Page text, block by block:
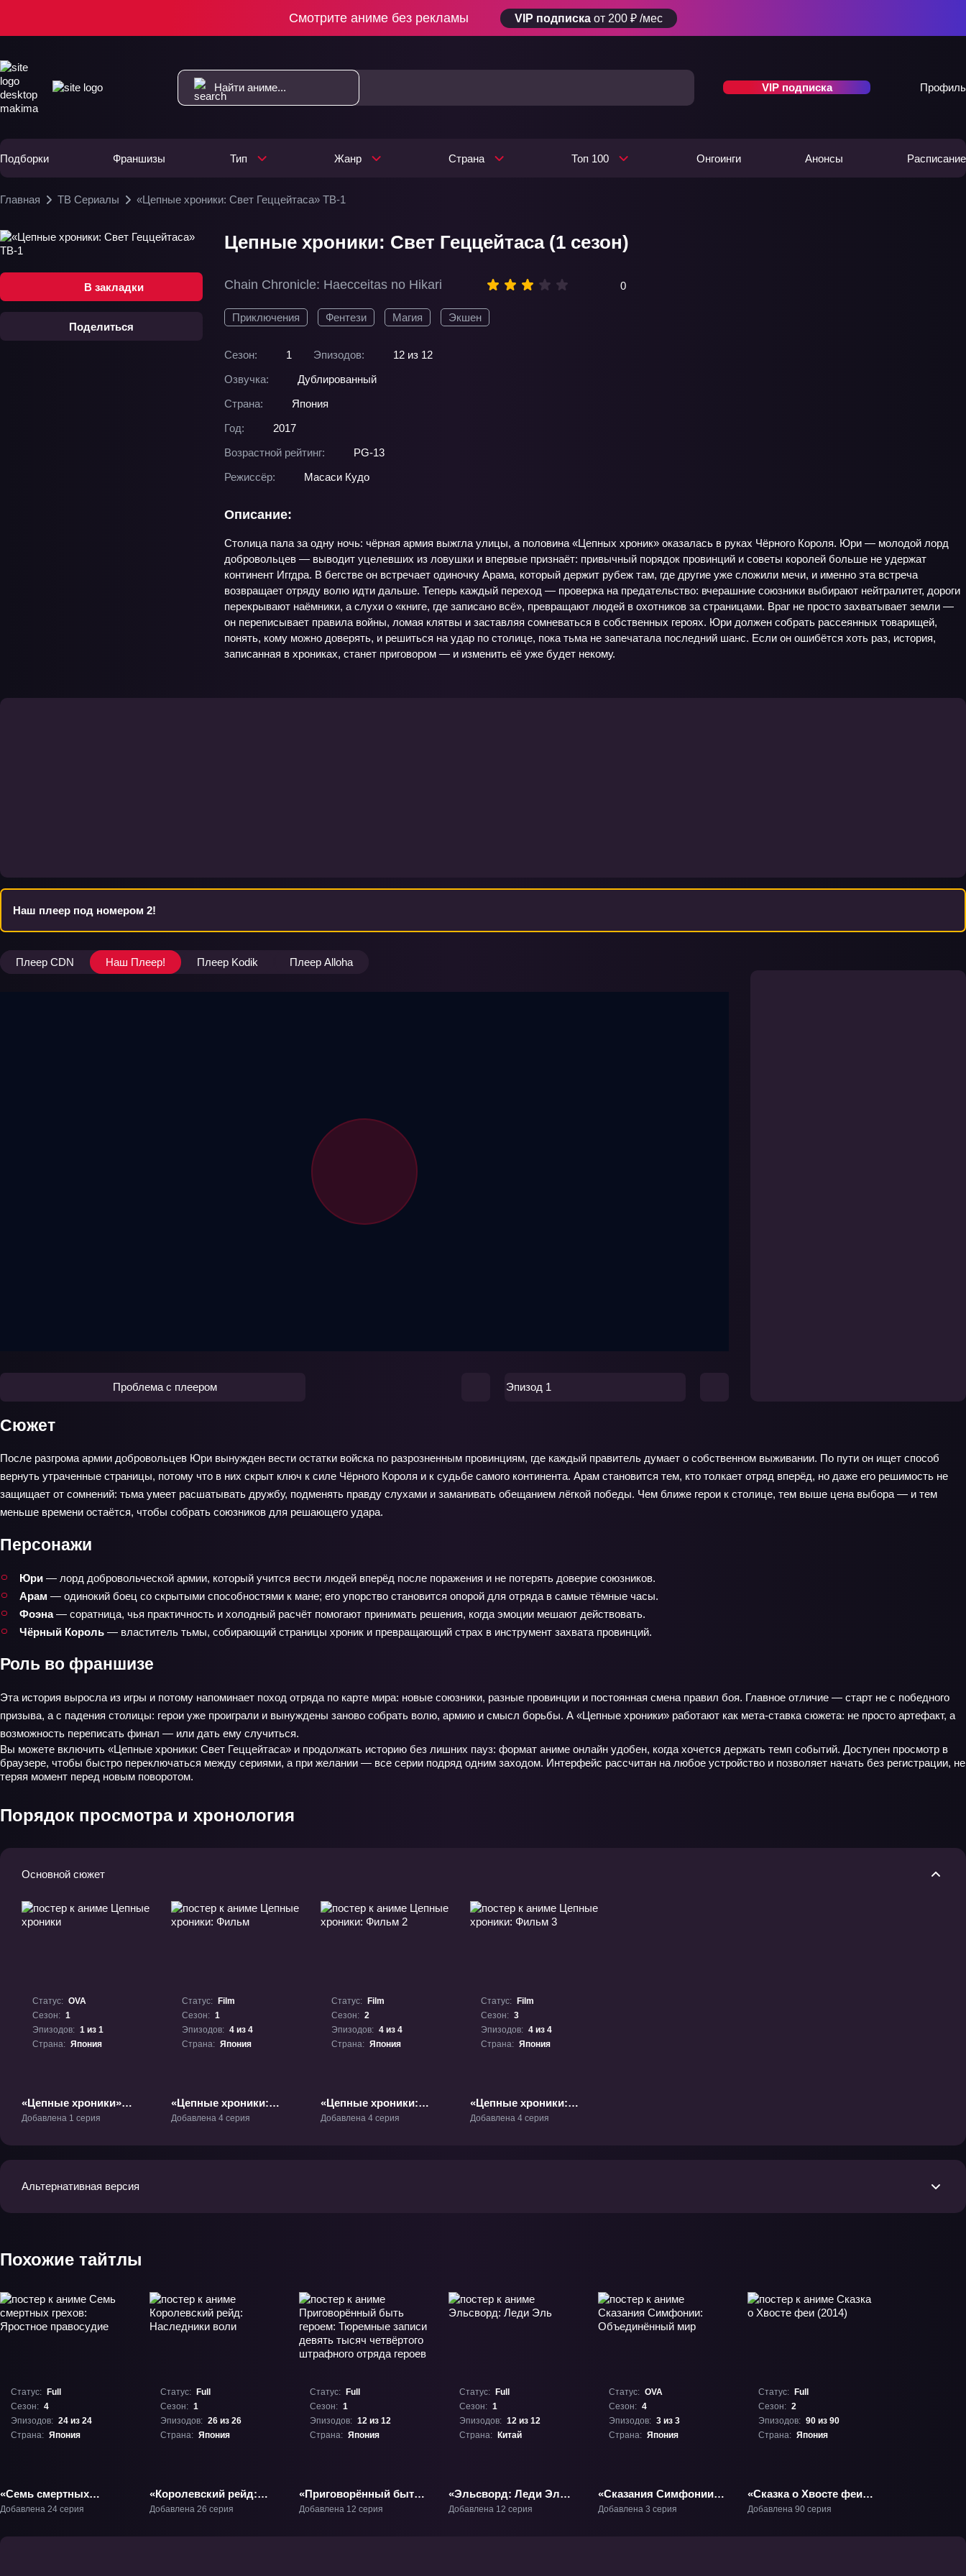
Смотрите аниме без рекламы VIP подписка от 200 ₽ /мес
VIP подписка Профиль
Подборки Франшизы Тип Жанр Страна Топ 100 Онгоинги Анонсы Расписание
Главная ТВ Сериалы «Цепные хроники: Свет Геццейтаса» ТВ-1
В закладки
Поделиться
Цепные хроники: Свет Геццейтаса (1 сезон)
Chain Chronicle: Haecceitas no Hikari 0
Приключения Фентези Магия Экшен
Сезон: 1 Эпизодов:
12 из 12
Озвучка:
Дублированный
Страна:
Япония
Год:
2017
Возрастной рейтинг:
PG-13
Режиссёр:
Масаси Кудо
Описание:
Столица пала за одну ночь: чёрная армия выжгла улицы, а половина «Цепных хроник» оказалась в руках Чёрного Короля. Юри — молодой лорд
добровольцев — выводит уцелевших из ловушки и впервые признаёт: привычный порядок провинций и советы королей больше не удержат
континент Иггдра. В бегстве он встречает одиночку Арама, который держит рубеж там, где другие уже сложили мечи, и именно эта встреча
возвращает отряду волю идти дальше. Теперь каждый переход — проверка на предательство: вчерашние союзники выбирают нейтралитет, дороги
перекрывают наёмники, а слухи о «книге, где записано всё», превращают людей в охотников за страницами. Враг не просто захватывает земли —
он переписывает правила войны, ломая клятвы и заставляя сомневаться в собственных героях. Юри должен собрать рассеянных товарищей,
понять, кому можно доверять, и решиться на удар по столице, пока тьма не запечатала последний шанс. Если он ошибётся хоть раз, история,
записанная в хрониках, станет приговором — и изменить её уже будет некому.
Наш плеер под номером 2!
Плеер CDN Наш Плеер! Плеер Kodik Плеер Alloha
Проблема с плеером Эпизод 1
Сюжет
После разгрома армии добровольцев Юри вынужден вести остатки войска по разрозненным провинциям, где каждый правитель думает о собственном выживании. По пути он ищет способ
вернуть утраченные страницы, потому что в них скрыт ключ к силе Чёрного Короля и к судьбе самого континента. Арам становится тем, кто толкает отряд вперёд, но даже его решимость не
защищает от сомнений: тьма умеет расшатывать дружбу, подменять правду слухами и заманивать обещанием лёгкой победы. Чем ближе герои к столице, тем выше цена выбора — и тем
меньше времени остаётся, чтобы собрать союзников для решающего удара.
Персонажи
Юри — лорд добровольческой армии, который учится вести людей вперёд после поражения и не потерять доверие союзников.
Арам — одинокий боец со скрытыми способностями к мане; его упорство становится опорой для отряда в самые тёмные часы.
Фоэна— соратница, чья практичность и холодный расчёт помогают принимать решения, когда эмоции мешают действовать.
Чёрный Король — властитель тьмы, собирающий страницы хроник и превращающий страх в инструмент захвата провинций.
Роль во франшизе
Эта история выросла из игры и потому напоминает поход отряда по карте мира: новые союзники, разные провинции и постоянная смена правил боя. Главное отличие — старт не с победного
призыва, а с падения столицы: герои уже проиграли и вынуждены заново собрать волю, армию и смысл борьбы. А «Цепные хроники» работают как мета-ставка сюжета: не просто артефакт, а
возможность переписать финал — или дать ему случиться.
Вы можете включить «Цепные хроники: Свет Геццейтаса» и продолжать историю без лишних пауз: формат аниме онлайн удобен, когда хочется держать темп событий. Доступен просмотр в
браузере, чтобы быстро переключаться между сериями, а при желании — все серии подряд одним заходом. Интерфейс рассчитан на любое устройство и позволяет начать без регистрации, не
теряя момент перед новым поворотом.
Порядок просмотра и хронология
Основной сюжет
Статус: OVA
Сезон: 1
Эпизодов: 1 из 1
Страна: Япония
«Цепные хроники»
ОВА-1
Добавлена 1 серия
Статус:
Film
Сезон: 1
Эпизодов: 4 из 4
Страна: Япония
«Цепные хроники:
Фильм» Фильм-1
Добавлена 4 серия
Статус:
Film
Сезон: 2
Эпизодов: 4 из 4
Страна: Япония
«Цепные хроники:
Фильм 2» Фильм-2
Добавлена 4 серия
Статус:
Film
Сезон: 3
Эпизодов: 4 из 4
Страна: Япония
«Цепные хроники:
Фильм 3» Фильм-3
Добавлена 4 серия
Альтернативная версия
Похожие тайтлы
Статус:
Full
Сезон: 4
Эпизодов: 24 из 24
Страна: Япония
«Семь смертных
грехов: Яростное
Добавлена 24 серия
Статус:
Full
Сезон: 1
Эпизодов: 26 из 26
Страна: Япония
«Королевский рейд:
Наследники воли» ТВ-1
Добавлена 26 серия
Статус:
Full
Сезон: 1
Эпизодов: 12 из 12
Страна: Япония
«Приговорённый быть
героем: Тюремные
Добавлена 12 серия
Статус:
Full
Сезон: 1
Эпизодов: 12 из 12
Страна:
Китай
«Эльсворд: Леди Эль»
ТВ-1
Добавлена 12 серия
Статус: OVA
Сезон: 4
Эпизодов: 3 из 3
Страна: Япония
«Сказания Симфонии:
Объединённый мир»
Добавлена 3 серия
Статус:
Full
Сезон: 2
Эпизодов: 90 из 90
Страна: Япония
«Сказка о Хвосте феи
(2014)» ТВ-2
Добавлена 90 серия